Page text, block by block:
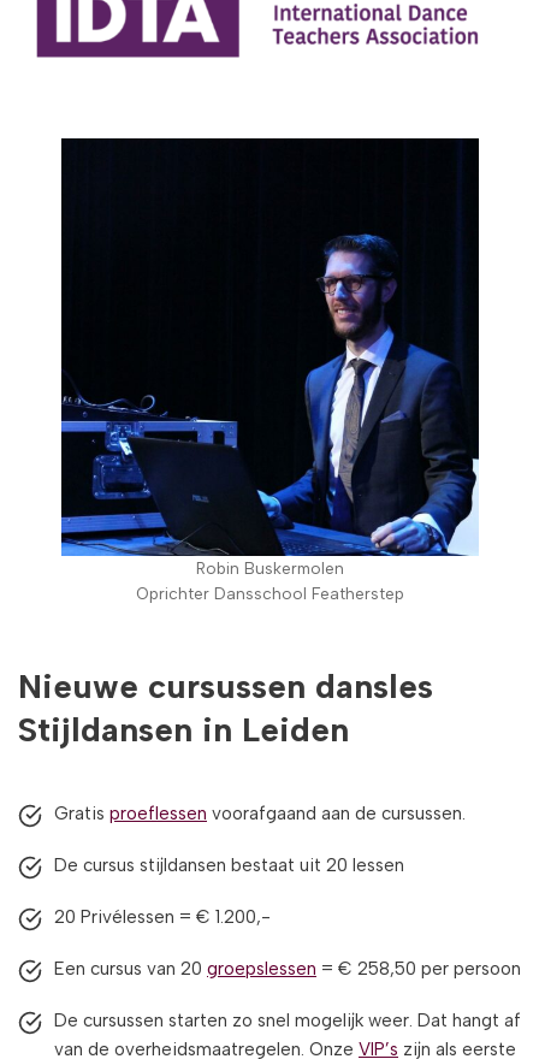
Robin Buskermolen
Oprichter Dansschool Featherstep
Nieuwe cursussen dansles
Stijldansen in Leiden
Gratis proeflessen voorafgaand aan de cursussen.
De cursus stijldansen bestaat uit 20 lessen
20 Privélessen = € 1.200,-
Een cursus van 20 groepslessen = € 258,50 per persoon
De cursussen starten zo snel mogelijk weer. Dat hangt af
van de overheidsmaatregelen. Onze VIP’s zijn als eerste